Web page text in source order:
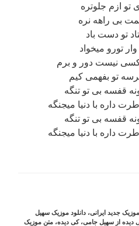
تو ازم جلوتره
بی راهه نره
تو دست باد
تورو میخواد
کسی نیست دور و برم
تو بفهمی کیم
قفسه بی تو تنگه
داره با دنیا میجنگه
قفسه بی تو تنگه
داره با دنیا میجنگه
موزیک جدید ایرانی،دانلود موزیک سهیل
دیده از سهیل جامی،کی دیده،متن موزیک